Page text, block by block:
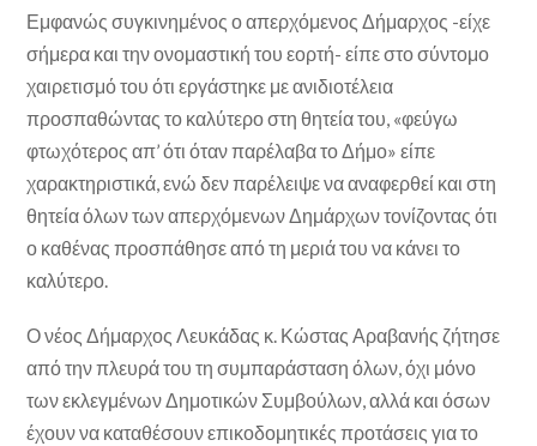
Εμφανώς συγκινημένος ο απερχόμενος Δήμαρχος -είχε
σήμερα και την ονομαστική του εορτή- είπε στο σύντομο
χαιρετισμό του ότι εργάστηκε με ανιδιοτέλεια
προσπαθώντας το καλύτερο στη θητεία του, «φεύγω
φτωχότερος απ’ ότι όταν παρέλαβα το Δήμο» είπε
χαρακτηριστικά, ενώ δεν παρέλειψε να αναφερθεί και στη
θητεία όλων των απερχόμενων Δημάρχων τονίζοντας ότι
ο καθένας προσπάθησε από τη μεριά του να κάνει το
καλύτερο.
Ο νέος Δήμαρχος Λευκάδας κ. Κώστας Αραβανής ζήτησε
από την πλευρά του τη συμπαράσταση όλων, όχι μόνο
των εκλεγμένων Δημοτικών Συμβούλων, αλλά και όσων
έχουν να καταθέσουν επικοδομητικές προτάσεις για το